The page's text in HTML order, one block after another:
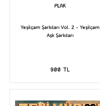
Yeşilçam Şarkıları Vol. 2 - Yeşilçam
Aşk Şarkıları
900 TL